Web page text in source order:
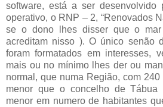
software, está a ser desenvolvido
operativo, o RNP – 2, “Renovados
se o dono lhes disser que o
acreditam nisso ). O único senão
foram formatados em interesses,
mais ou no mínimo lhes der ou
normal, que numa Região, com
menor que o concelho de Tábua
menor em numero de habitantes